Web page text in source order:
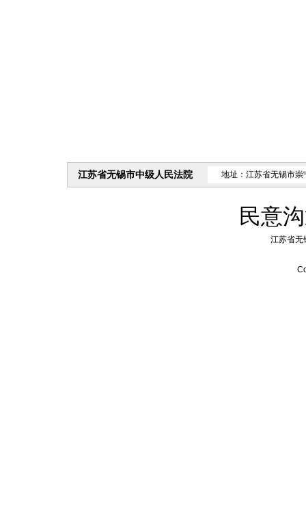
江苏省无锡市中级人民法院 地址：江苏省无锡市崇
民意
江苏省无